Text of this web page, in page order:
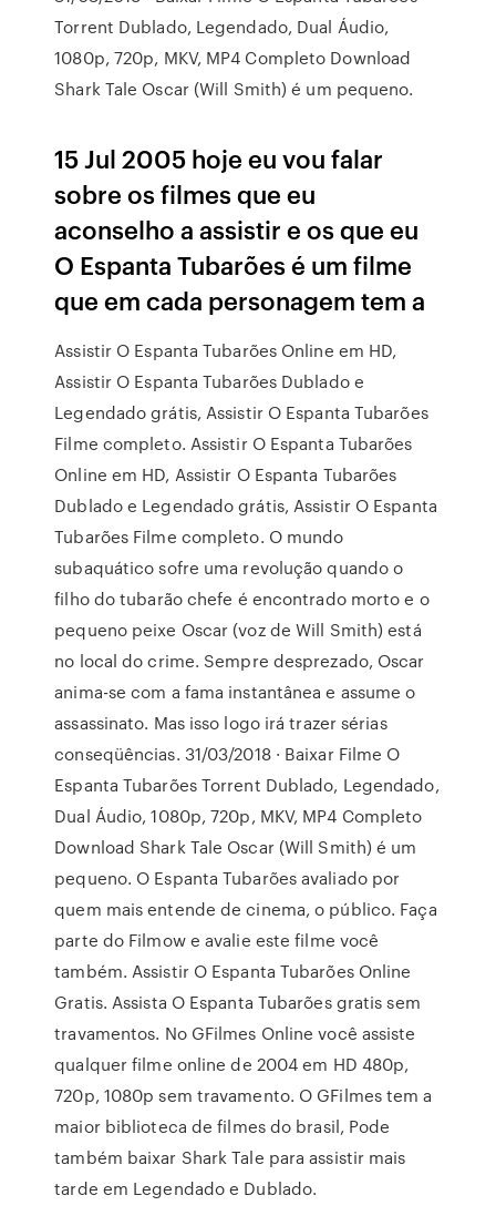
Torrent Dublado, Legendado, Dual Áudio,
1080p, 720p, MKV, MP4 Completo Download
Shark Tale Oscar (Will Smith) é um pequeno.
15 Jul 2005 hoje eu vou falar
sobre os filmes que eu
aconselho a assistir e os que eu
O Espanta Tubarões é um filme
que em cada personagem tem a
Assistir O Espanta Tubarões Online em HD,
Assistir O Espanta Tubarões Dublado e
Legendado grátis, Assistir O Espanta Tubarões
Filme completo. Assistir O Espanta Tubarões
Online em HD, Assistir O Espanta Tubarões
Dublado e Legendado grátis, Assistir O Espanta
Tubarões Filme completo. O mundo
subaquático sofre uma revolução quando o
filho do tubarão chefe é encontrado morto e o
pequeno peixe Oscar (voz de Will Smith) está
no local do crime. Sempre desprezado, Oscar
anima-se com a fama instantânea e assume o
assassinato. Mas isso logo irá trazer sérias
conseqüências. 31/03/2018 · Baixar Filme O
Espanta Tubarões Torrent Dublado, Legendado,
Dual Áudio, 1080p, 720p, MKV, MP4 Completo
Download Shark Tale Oscar (Will Smith) é um
pequeno. O Espanta Tubarões avaliado por
quem mais entende de cinema, o público. Faça
parte do Filmow e avalie este filme você
também. Assistir O Espanta Tubarões Online
Gratis. Assista O Espanta Tubarões gratis sem
travamentos. No GFilmes Online você assiste
qualquer filme online de 2004 em HD 480p,
720p, 1080p sem travamento. O GFilmes tem a
maior biblioteca de filmes do brasil, Pode
também baixar Shark Tale para assistir mais
tarde em Legendado e Dublado.